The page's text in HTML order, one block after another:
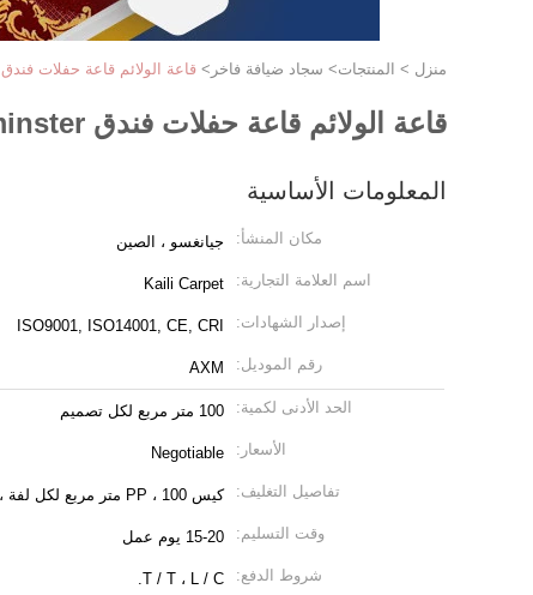
منزل > المنتجات> سجاد ضيافة فاخر > قاعة الولائم قاعة حفلات فندق Axminster سجادة منسوجة فاخرة للضيافة
قاعة الولائم قاعة حفلات فندق Axminster سجادة منسوجة فاخرة للضيافة
المعلومات الأساسية
مكان المنشأ: جيانغسو ، الصين
اسم العلامة التجارية: Kaili Carpet
إصدار الشهادات: ISO9001, ISO14001, CE, CRI
رقم الموديل: AXM
الحد الأدنى لكمية: 100 متر مربع لكل تصميم
الأسعار: Negotiable
تفاصيل التغليف: كيس PP ، 100 متر مربع لكل لفة ، 1 CBM لكل لفة
وقت التسليم: 15-20 يوم عمل
شروط الدفع: T / T ، L / C.